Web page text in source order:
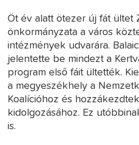
Öt év alatt ötezer új fát ültet
önkormányzata a város
intézmények udvarára.
jelentette be mindezt a
program első fáit ültették.
a megyeszékhely a
Koalícióhoz és
kidolgozásához. Ez
is.